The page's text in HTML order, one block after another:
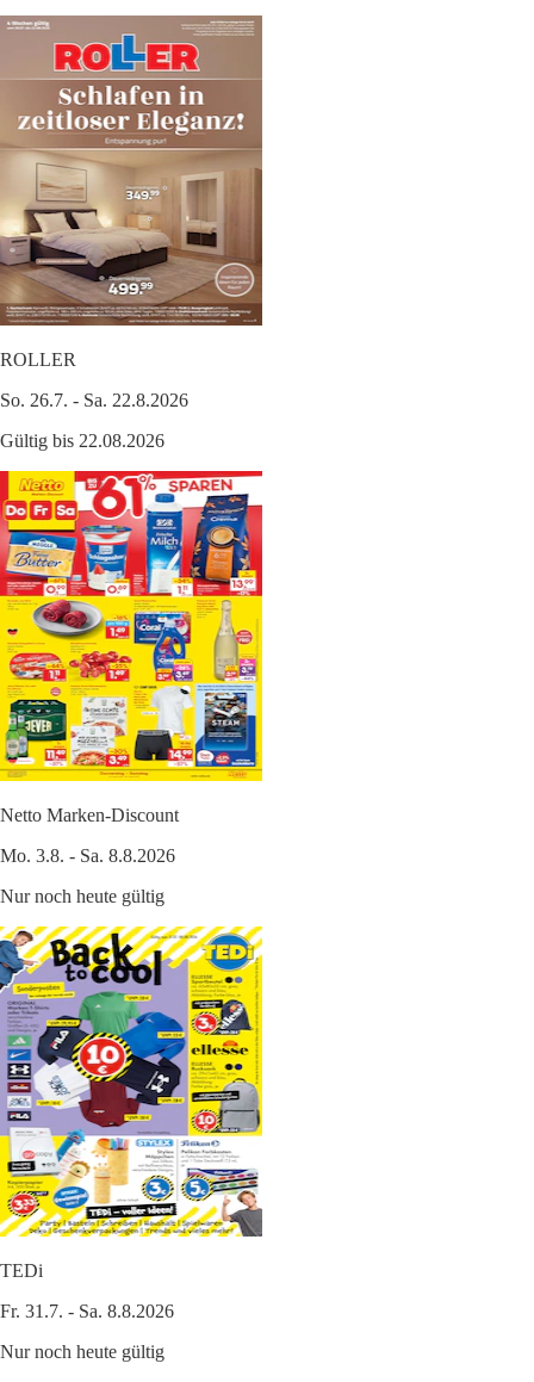
ROLLER
So. 26.7. - Sa. 22.8.2026
Gültig bis 22.08.2026
Netto Marken-Discount
Mo. 3.8. - Sa. 8.8.2026
Nur noch heute gültig
TEDi
Fr. 31.7. - Sa. 8.8.2026
Nur noch heute gültig